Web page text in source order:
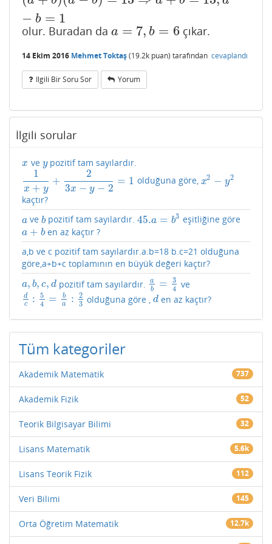
− b = 1
olur. Buradan da a = 7, b = 6
a=7, b=6 çıkar.
14 Ekim 2016 Mehmet Toktaş(19.2k puan) tarafından cevaplandı
Ilgili Bir Soru Sor Yorum
İlgili sorular
x
x ve y
ypozitif tam sayılardır.
1
x + y
+
2
3x − y − 2
= 1
1x+y+2 3x− y−2=1 olduğuna göre, x2 − y2
x2−y2
kaçtır?
a
ave b
bpozitif tam sayılardır.45.a = b3
45.a= b3 eşitliğine göre
a + b
a+b
en az kaçtır ?
a,b ve c pozitif tam sayılardır.a.b=18 b.c=21 olduğuna
göre,a+b+c toplamının en büyük değeri kaçtır?
a, b, c, d
a,b,c ,d pozitif tam sayılardır.
a
b
=
3
4
ab =3 4 ve
d
c
:
5
4
=
b
a
:
2
3
dc :5 4= ba 23 olduğuna göre ,d
d en az kaçtır?
Tüm kategoriler
Akademik Matematik 737
Akademik Fizik 52
Teorik Bilgisayar Bilimi 32
Lisans Matematik 5.6k
Lisans Teorik Fizik 112
Veri Bilimi 145
Orta Öğretim Matematik 12.7k